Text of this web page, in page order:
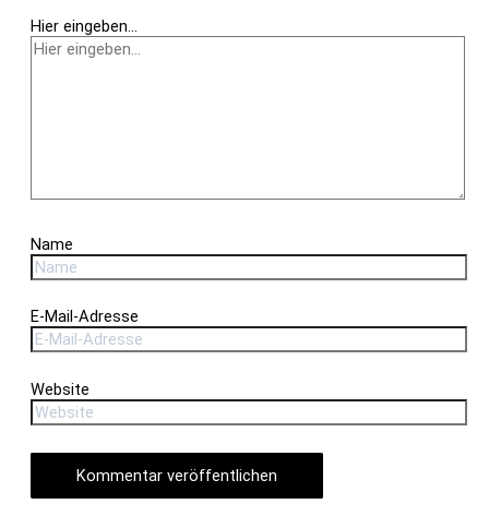
Hier eingeben…
Name
E-Mail-Adresse
Website